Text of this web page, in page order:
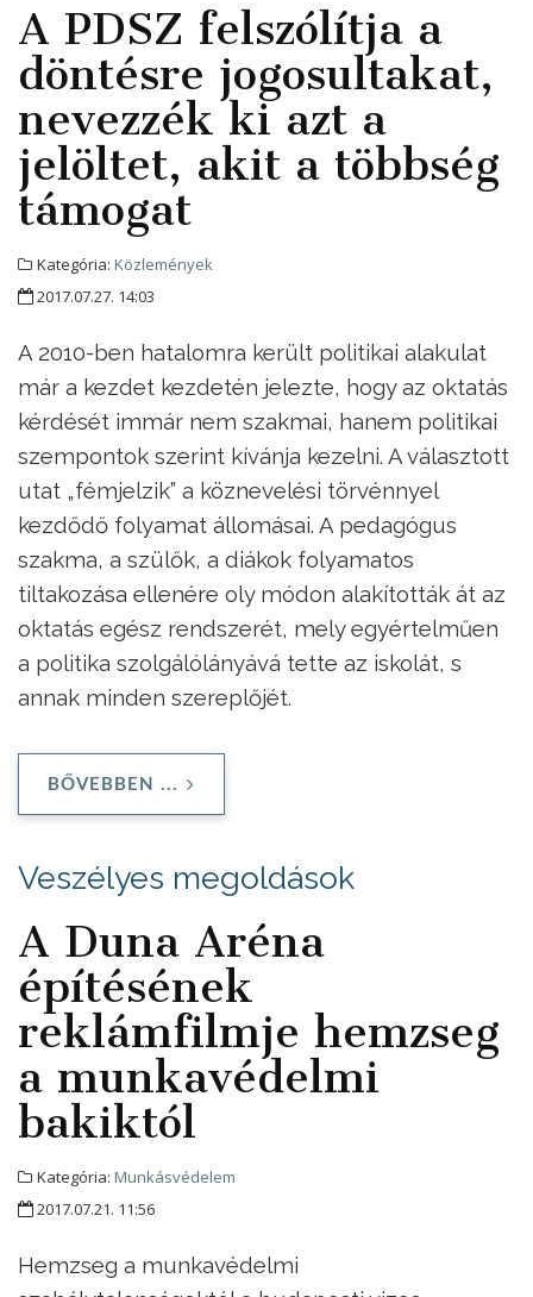
A PDSZ felszólítja a
döntésre jogosultakat,
nevezzék ki azt a
jelöltet, akit a többség
támogat
Kategória: Közlemények
2017.07.27. 14:03
A 2010-ben hatalomra került politikai alakulat
már a kezdet kezdetén jelezte, hogy az oktatás
kérdését immár nem szakmai, hanem politikai
szempontok szerint kívánja kezelni. A választott
utat „fémjelzik” a köznevelési törvénnyel
kezdődő folyamat állomásai. A pedagógus
szakma, a szülők, a diákok folyamatos
tiltakozása ellenére oly módon alakították át az
oktatás egész rendszerét, mely egyértelműen
a politika szolgálólányává tette az iskolát, s
annak minden szereplőjét.
BŐVEBBEN ...
Veszélyes megoldások
A Duna Aréna
építésének
reklámfilmje hemzseg
a munkavédelmi
bakiktól
Kategória: Munkásvédelem
2017.07.21. 11:56
Hemzseg a munkavédelmi